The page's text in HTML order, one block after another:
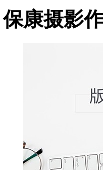
保康摄影